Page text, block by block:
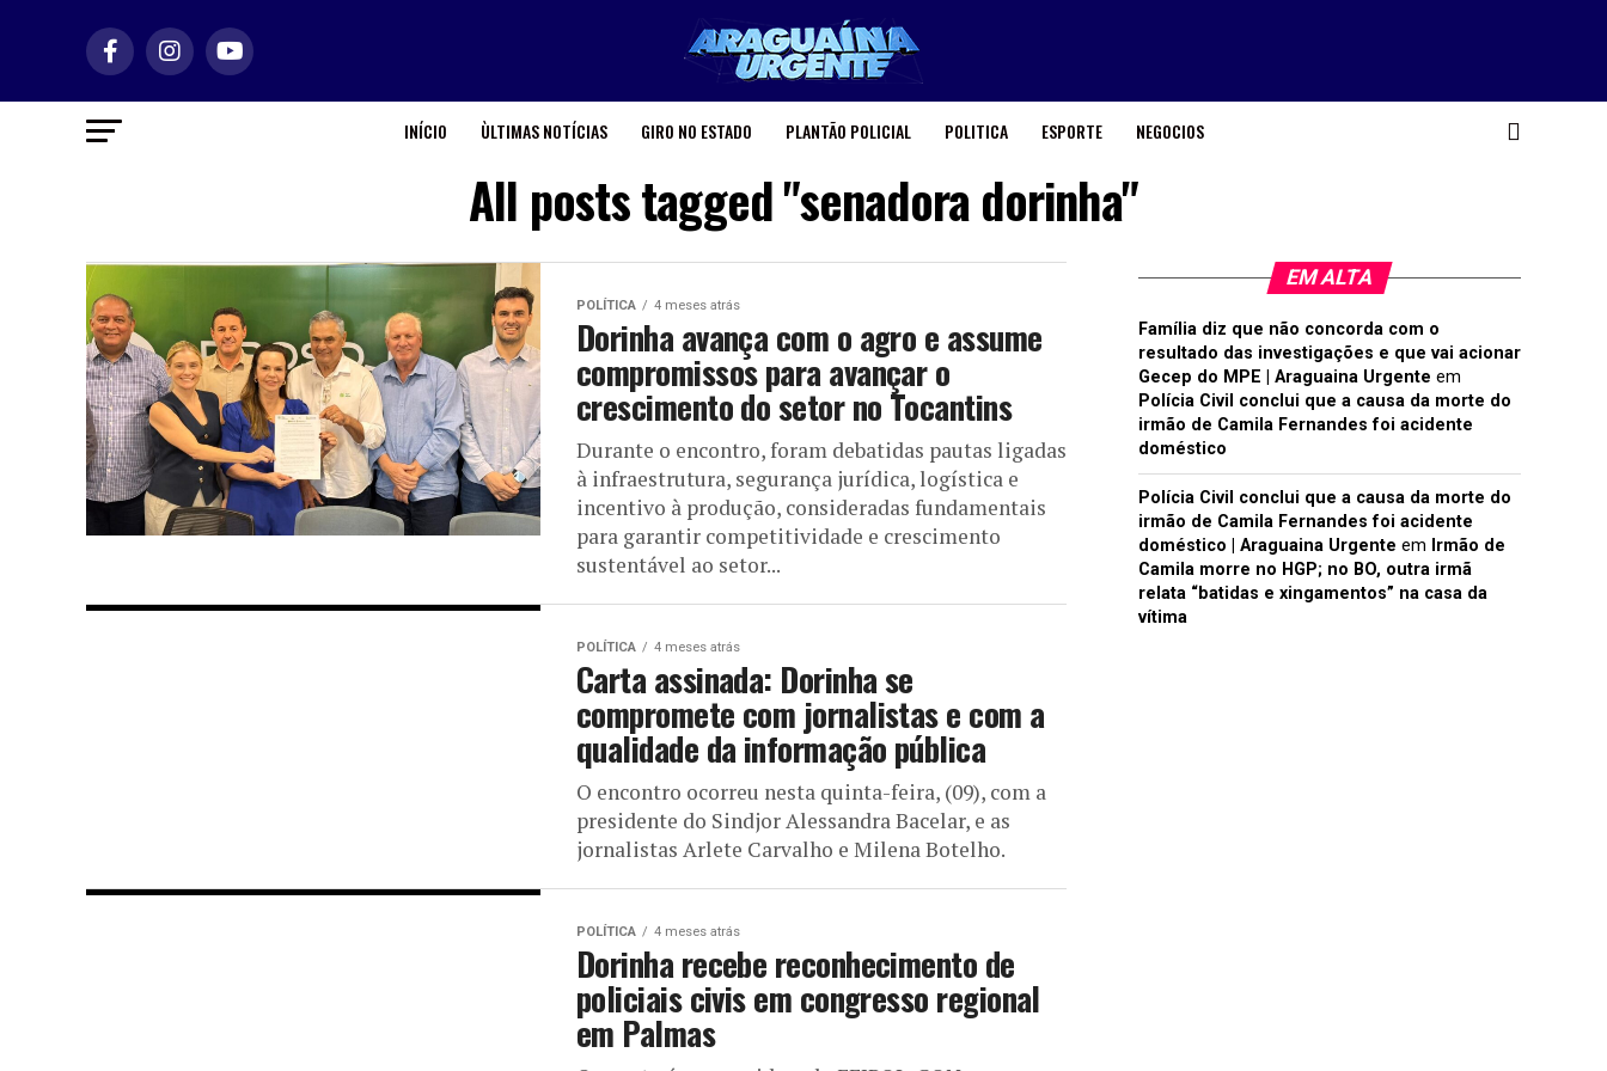
INÍCIO ÙLTIMAS NOTÍCIAS GIRO NO ESTADO PLANTÃO POLICIAL POLITICA ESPORTE NEGOCIOS
All posts tagged "senadora dorinha"
POLÍTICA 4 meses atrás
Dorinha avança com o agro e assume
compromissos para avançar o
crescimento do setor no Tocantins
Durante o encontro, foram debatidas pautas ligadas
à infraestrutura, segurança jurídica, logística e
incentivo à produção, consideradas fundamentais
para garantir competitividade e crescimento
sustentável ao setor...
POLÍTICA 4 meses atrás
Carta assinada: Dorinha se
compromete com jornalistas e com a
qualidade da informação pública
O encontro ocorreu nesta quinta-feira, (09), com a
presidente do Sindjor Alessandra Bacelar, e as
jornalistas Arlete Carvalho e Milena Botelho.
POLÍTICA 4 meses atrás
Dorinha recebe reconhecimento de
policiais civis em congresso regional
em Palmas
EM ALTA
Família diz que não concorda com o
resultado das investigações e que vai acionar
Gecep do MPE | Araguaina Urgente em
Polícia Civil conclui que a causa da morte do
irmão de Camila Fernandes foi acidente
doméstico
Polícia Civil conclui que a causa da morte do
irmão de Camila Fernandes foi acidente
doméstico | Araguaina Urgente em Irmão de
Camila morre no HGP; no BO, outra irmã
relata “batidas e xingamentos” na casa da
vítima